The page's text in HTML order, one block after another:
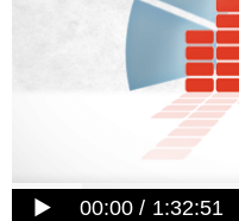
00:00 1:32:51